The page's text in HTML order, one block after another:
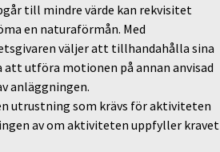
till mindre värde kan rekvisitet
en naturaförmån. Med
väljer att tillhandahålla sina
utföra motionen på annan anvisad
anläggningen.
utrustning som krävs för aktiviteten
av om aktiviteten uppfyller kravet